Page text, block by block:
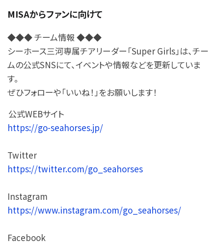
MISAからファンに向けて
◆◆◆ チーム情報 ◆◆◆
シーホース三河専属チアリーダー「Super Girls」は、チー
ムの公式SNSにて、イベントや情報などを更新していま
す。
ぜひフォローや「いいね！」をお願いします！
公式WEBサイト
https://go-seahorses.jp/
Twitter
https://twitter.com/go_seahorses
Instagram
https://www.instagram.com/go_seahorses/
Facebook